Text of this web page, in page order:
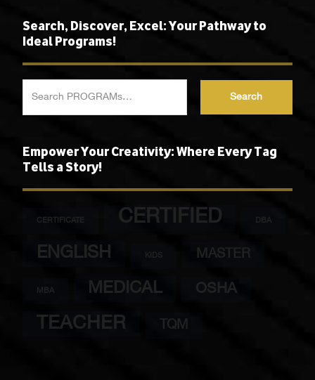
Search, Discover, Excel: Your Pathway to
Ideal Programs!
Search
Empower Your Creativity: Where Every Tag
Tells a Story!
CERTIFICATE CERTIFIED DBA
ENGLISH KIDS MASTER
MBA MEDICAL OSHA
TEACHER TQM